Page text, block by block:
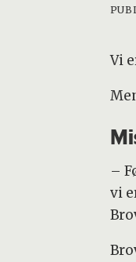
Vi
–
vi